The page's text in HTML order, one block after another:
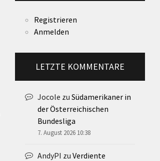
Registrieren
Anmelden
LETZTE KOMMENTARE
Jocole zu Südamerikaner in
der Österreichischen
Bundesliga
7. August 2026 10:38
AndyPI zu Verdiente